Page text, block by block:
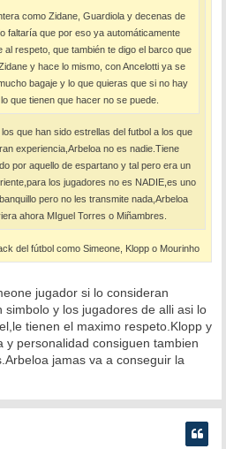
como Zidane, Guardiola y decenas de
faltaría que por eso ya automáticamente
al respeto, que también te digo el barco que
y hace lo mismo, con Ancelotti ya se
bagaje y lo que quieras que si no hay
que tienen que hacer no se puede.
que han sido estrellas del futbol a los que
experiencia,Arbeloa no es nadie.Tiene
por aquello de espartano y tal pero era un
los jugadores no es NADIE,es uno
pero no les transmite nada,Arbeloa
ahora MIguel Torres o Miñambres.
del fútbol como Simeone, Klopp o Mourinho
jugador si lo consideran
y los jugadores de alli asi lo
tienen el maximo respeto.Klopp y
y personalidad consiguen tambien
jamas va a conseguir la